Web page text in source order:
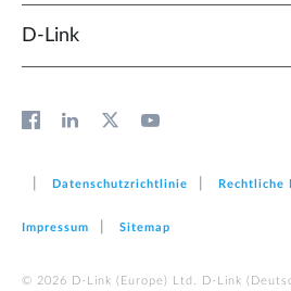
D‑Link
Datenschutzrichtlinie Rechtliche
Impressum Sitemap
© 2026 D‑Link (Europe) Ltd. D-Link